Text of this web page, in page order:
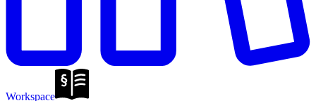
Workspace